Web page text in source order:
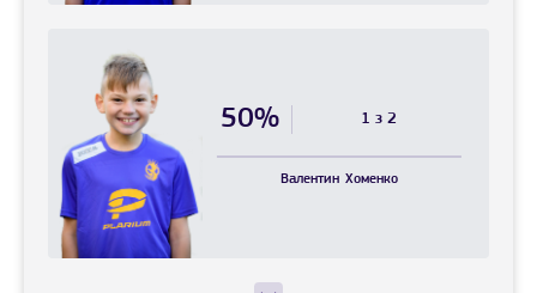
50% 1 з 2
Валентин Хоменко